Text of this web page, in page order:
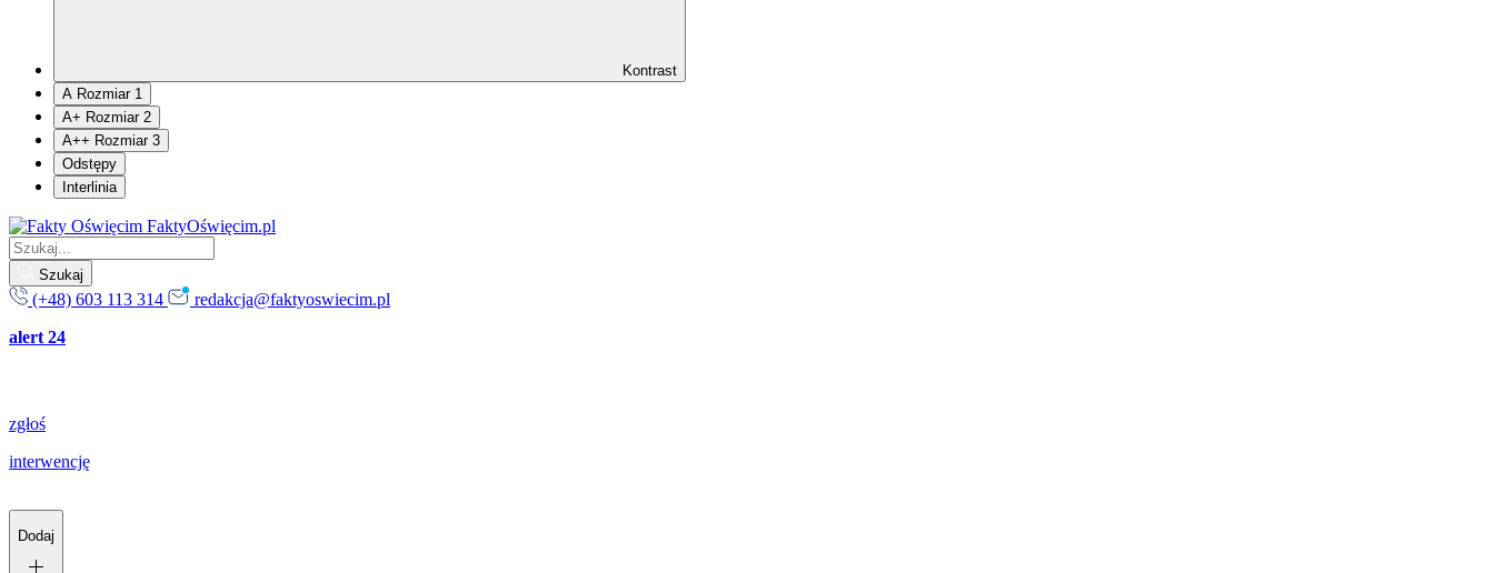
Kontrast
A Rozmiar 1
A+ Rozmiar 2
A++ Rozmiar 3
Odstępy
Interlinia
FaktyOświęcim.pl
Szukaj
(+48) 603 113 314
redakcja@faktyoswiecim.pl
alert 24
zgłoś
interwencję
Dodaj